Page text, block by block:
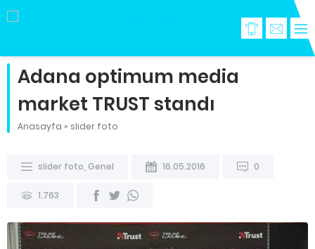
Adana optimum media
market TRUST standı
Anasayfa » slider foto
slider foto Genel 16.05.2016 0
1.763